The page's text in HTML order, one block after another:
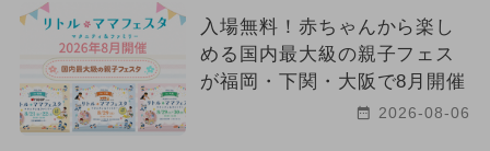
入場無料！赤ちゃんから楽し
める国内最大級の親子フェス
が福岡・下関・大阪で8月開催
2026-08-06